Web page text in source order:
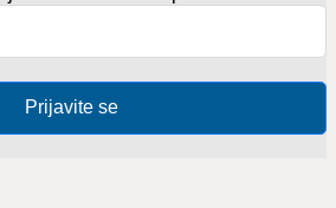
Prijavite se